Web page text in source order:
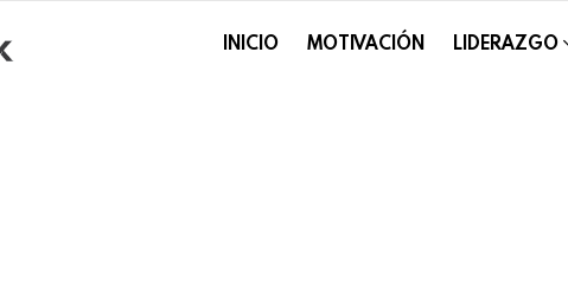
INICIO MOTIVACIÓN LIDERAZGO